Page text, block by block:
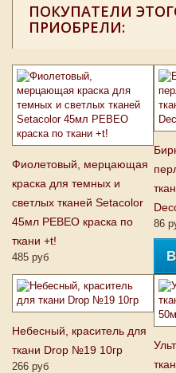
ПОКУПАТЕЛИ
ПРИОБРЕЛИ:
Фиолетовый, мерцающая
краска для темных и
светлых тканей Setacolor
45мл PEBEO краска по
ткани +t!
485 руб
86
Небесный, краситель для
ткани Drop №19 10гр
266 руб